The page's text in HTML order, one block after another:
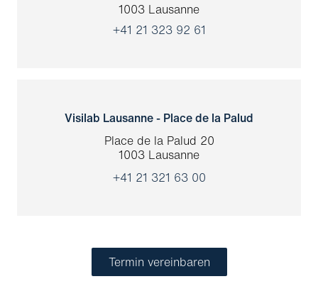
1003 Lausanne
+41 21 323 92 61
Visilab Lausanne - Place de la Palud
Place de la Palud 20
1003 Lausanne
+41 21 321 63 00
Termin vereinbaren